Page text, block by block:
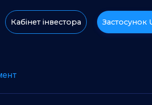
Кабінет інвестора Застосунок